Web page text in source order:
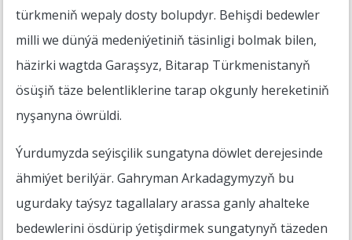
türkmeniň wepaly dosty bolupdyr. Behişdi bedewler
milli we dünýä medeniýetiniň täsinligi bolmak bilen,
häzirki wagtda Garaşsyz, Bitarap Türkmenistanyň
ösüşiň täze belentliklerine tarap okgunly hereketiniň
nyşanyna öwrüldi.
Ýurdumyzda seýisçilik sungatyna döwlet derejesinde
ähmiýet berilýär. Gahryman Arkadagymyzyň bu
ugurdaky taýsyz tagallalary arassa ganly ahalteke
bedewlerini ösdürip ýetişdirmek sungatynyň täzeden